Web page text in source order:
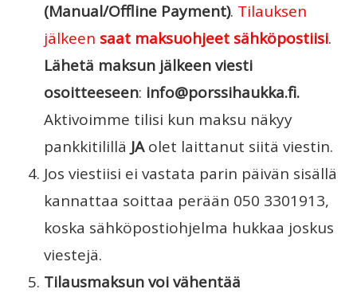
(Manual/Offline Payment). Tilauksen
jälkeen saat maksuohjeet sähköpostiisi.
Lähetä maksun jälkeen viesti
osoitteeseen: info@porssihaukka.fi.
Aktivoimme tilisi kun maksu näkyy
pankkitilillä JAolet laittanut siitä viestin.
Jos viestiisi ei vastata parin päivän sisällä
kannattaa soittaa perään 050 3301913,
koska sähköpostiohjelma hukkaa joskus
viestejä.
Tilausmaksun voi vähentää